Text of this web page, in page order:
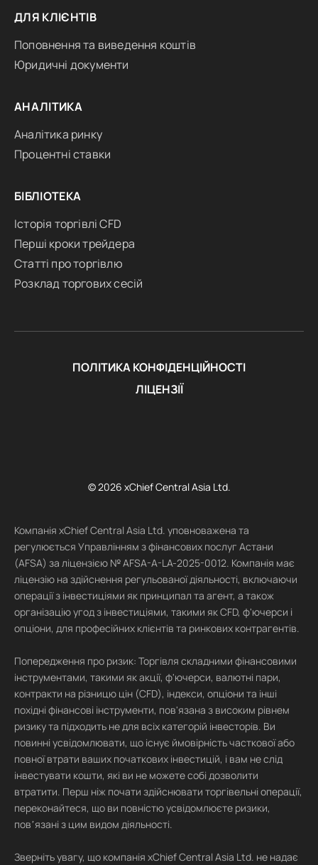
ДЛЯ КЛІЄНТІВ
Поповнення та виведення коштів
Юридичні документи
АНАЛІТИКА
Аналітика ринку
Процентні ставки
БІБЛІОТЕКА
Історія торгівлі CFD
Перші кроки трейдера
Статті про торгівлю
Розклад торгових сесій
ПОЛІТИКА КОНФІДЕНЦІЙНОСТІ
ЛІЦЕНЗІЇ
© 2026 xChief Central Asia Ltd.
Компанія xChief Central Asia Ltd. уповноважена та
регулюється Управлінням з фінансових послуг Астани
(AFSA) за ліцензією № AFSA-A-LA-2025-0012. Компанія має
ліцензію на здійснення регульованої діяльності, включаючи
операції з інвестиціями як принципал та агент, а також
організацію угод з інвестиціями, такими як CFD, ф'ючерси і
опціони, для професійних клієнтів та ринкових контрагентів.
Попередження про ризик: Торгівля складними фінансовими
інструментами, такими як акції, ф'ючерси, валютні пари,
контракти на різницю цін (CFD), індекси, опціони та інші
похідні фінансові інструменти, пов'язана з високим рівнем
ризику та підходить не для всіх категорій інвесторів. Ви
повинні усвідомлювати, що існує ймовірність часткової або
повної втрати ваших початкових інвестицій, і вам не слід
інвестувати кошти, які ви не можете собі дозволити
втратити. Перш ніж почати здійснювати торгівельні операції,
переконайтеся, що ви повністю усвідомлюєте ризики,
повʼязані з цим видом діяльності.
Зверніть увагу, що компанія xChief Central Asia Ltd. не надає